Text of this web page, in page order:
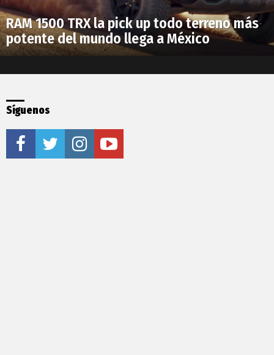
RAM 1500 TRX la pick up todo terreno más
potente del mundo llega a México
Síguenos
facebooktwitter instagramyoutube